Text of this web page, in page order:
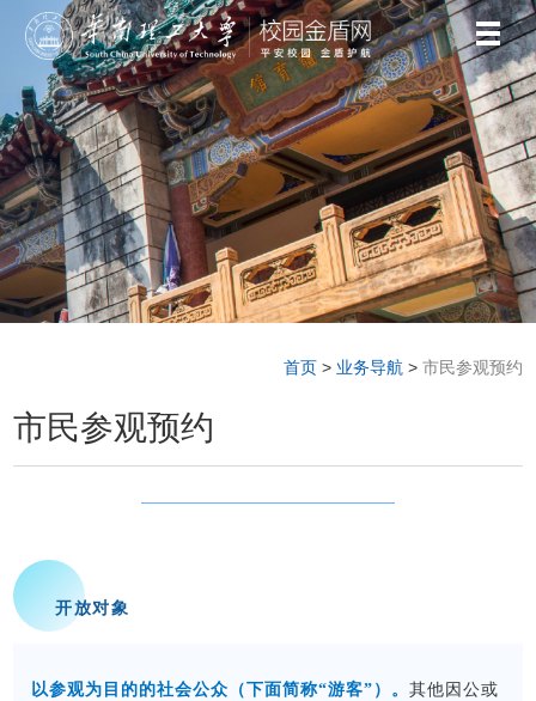
市民参观预约
首页> 业务导航 > 市民参观预约
开放对象
以参观为目的的社会公众 （下面简称“游客”）。其他因公或